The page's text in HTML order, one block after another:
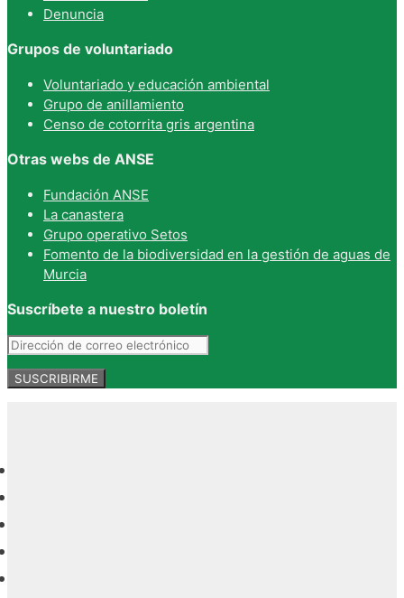
Denuncia
Grupos de voluntariado
Voluntariado y educación ambiental
Grupo de anillamiento
Censo de cotorrita gris argentina
Otras webs de ANSE
Fundación ANSE
La canastera
Grupo operativo Setos
Fomento de la biodiversidad en la gestión de aguas de
Murcia
Suscríbete a nuestro boletín